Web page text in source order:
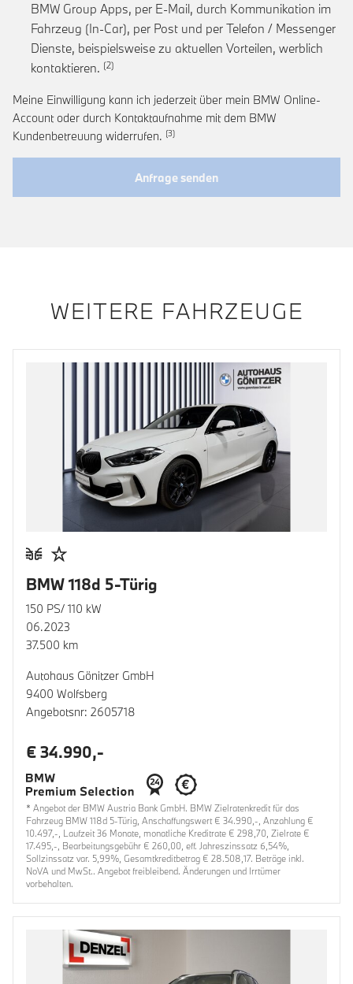
BMW Group Apps, per E-Mail, durch Kommunikation im
Fahrzeug (In-Car), per Post und per Telefon / Messenger
Dienste, beispielsweise zu aktuellen Vorteilen, werblich
kontaktieren. Link zur Fußnote: Einwilligung zur
Meine Einwilligung kann ich jederzeit über mein BMW Online-
Account oder durch Kontaktaufnahme mit dem BMW
Kundenbetreuung widerrufen. Link zur Fußnote: Widerruf der
Anfrage senden
WEITERE FAHRZEUGE
BMW 118d 5-Türig
150 PS/ 110 kW
06.2023
37.500 km
Autohaus Gönitzer GmbH
9400 Wolfsberg
Angebotsnr: 2605718
€ 34.990,-
* Angebot der BMW Austria Bank GmbH. BMW Zielratenkredit für das
Fahrzeug BMW 118d 5-Türig, Anschaffungswert € 34.990,-, Anzahlung €
10.497,-, Laufzeit 36 Monate, monatliche Kreditrate € 298,70, Zielrate €
17.495,-, Bearbeitungsgebühr € 260,00, eff. Jahreszinssatz 6,54%,
Sollzinssatz var. 5,99%, Gesamtkreditbetrag € 28.508,17. Beträge inkl.
NoVA und MwSt.. Angebot freibleibend. Änderungen und Irrtümer
vorbehalten.